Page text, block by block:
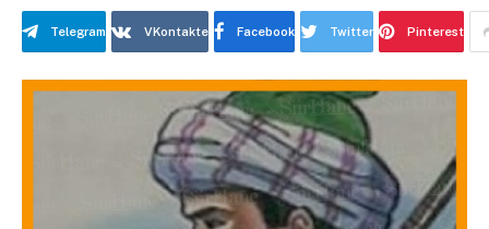
Telegram VKontakte Facebook Twitter Pinterest